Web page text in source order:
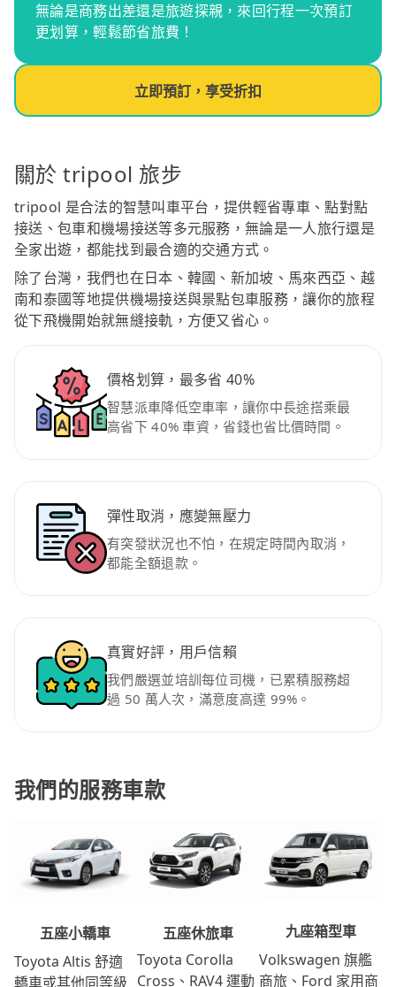
無論是商務出差還是旅遊探親，來回行程一次預訂
更划算，輕鬆節省旅費！
立即預訂，享受折扣
關於 tripool 旅步
tripool 是合法的智慧叫車平台，提供輕省專車、點對點
接送、包車和機場接送等多元服務，無論是一人旅行還是
全家出遊，都能找到最合適的交通方式。
除了台灣，我們也在日本、韓國、新加坡、馬來西亞、越
南和泰國等地提供機場接送與景點包車服務，讓你的旅程
從下飛機開始就無縫接軌，方便又省心。
價格划算，最多省 40%
智慧派車降低空車率，讓你中長途搭乘最
高省下 40% 車資，省錢也省比價時間。
彈性取消，應變無壓力
有突發狀況也不怕，在規定時間內取消，
都能全額退款。
真實好評，用戶信賴
我們嚴選並培訓每位司機，已累積服務超
過 50 萬人次，滿意度高達 99%。
我們的服務車款
五座小轎車
Toyota Altis 舒適
轎車或其他同等級
五座休旅車
Toyota Corolla
Cross、RAV4 運動
九座箱型車
Volkswagen 旗艦
商旅、Ford 家用商